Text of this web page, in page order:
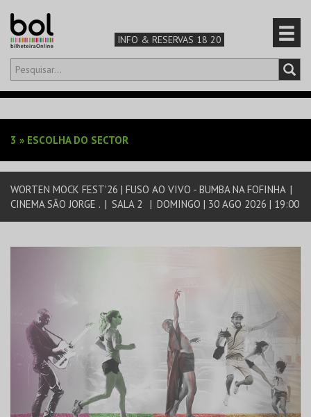
INFO & RESERVAS 18 20
Olá,iniciar sessão
TEATRO & ARTE
MÚSICA & FESTIVAIS
3 » ESCOLHA DO SECTOR
WORTEN MOCK FEST'26 | FUSO AO VIVO - BUMBA NA FOFINHA |
CINEMA SÃO JORGE . | SALA 2 | DOMINGO | 30 AGO 2026 | 19:00